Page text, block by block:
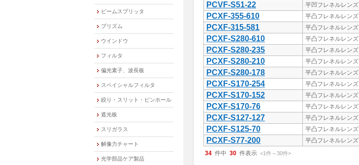
PCVF-S51-22 平凹フレネルレンズ
PCXF-355-610 平凸フレネルレンズ
PCXF-315-581 平凸フレネルレンズ
PCXF-S280-610 平凸フレネルレンズ
PCXF-S280-235 平凸フレネルレンズ
PCXF-S280-210 平凸フレネルレンズ
PCXF-S280-178 平凸フレネルレンズ
PCXF-S170-254 平凸フレネルレンズ
PCXF-S170-152 平凸フレネルレンズ
PCXF-S170-76 平凸フレネルレンズ
PCXF-S127-127 平凸フレネルレンズ
PCXF-S125-70 平凸フレネルレンズ
PCXF-S77-200 平凸フレネルレンズ
34 件中 30 件表示 <1件～30件>
ビームスプリッタ
プリズム
ウインドウ
フィルタ
偏光素子、波長板
スペイシャルフィルタ
絞り・スリット・ピンホール
遮光板
スリガラス
解像力チャート
光学部品ケア製品